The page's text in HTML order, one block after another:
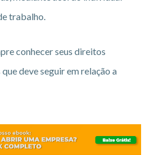
trabalho.
conhecer seus direitos
deve seguir em relação a